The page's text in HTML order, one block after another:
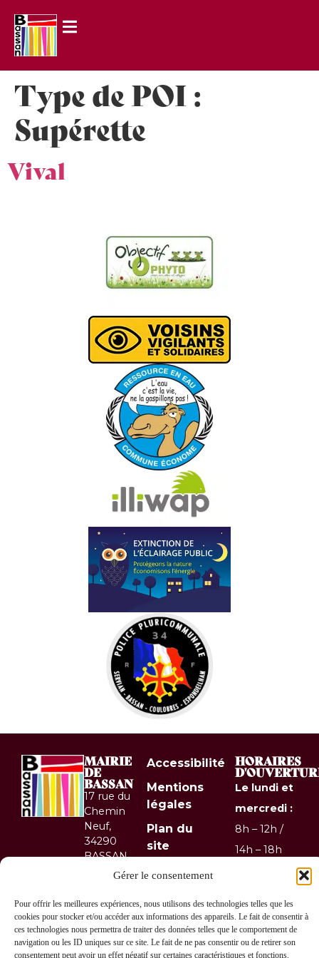
Gérer le consentement
Pour offrir les meilleures expériences, nous utilisons des technologies telles que les
cookies pour stocker et/ou accéder aux informations des appareils. Le fait de consentir à
ces technologies nous permettra de traiter des données telles que le comportement de
navigation ou les ID uniques sur ce site. Le fait de ne pas consentir ou de retirer son
consentement peut avoir un effet négatif sur certaines caractéristiques et fonctions.
principal
Type de POI :
Supérette
Vival
MAIRIE
DE
BASSAN
17 rue du
Chemin
Neuf,
34290
BASSAN
04 67
67
Contactez-
nous !
Accessibilité
Mentions
légales
Plan du
site
Confidentialité
& GRU
développés
par Utopia
HORAIRES
Le lundi et
mercredi :
8h – 12h /
14h – 18h
8h – 12h
Le
vendredi :